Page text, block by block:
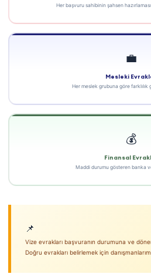
Her başvuru sahibinin şahsen
💼
Mesleki
Her meslek grubuna göre farklılık
💰
Finansal
Maddi durumu gösteren banka
📌
Vize evrakları başvuranın durumuna ve
Doğru evrakları belirlemek için